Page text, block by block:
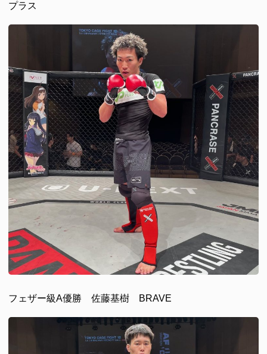
プラス
フェザー級A優勝 佐藤基樹 BRAVE